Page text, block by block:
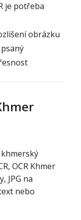
je potřeba
obrázku
OCR Khmer
JPG na
nebo